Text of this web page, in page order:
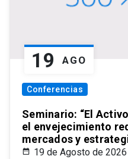
19 AGO
Conferencias
Seminario: “El
el envejecimiento
mercados y
19 de Agosto de 2026